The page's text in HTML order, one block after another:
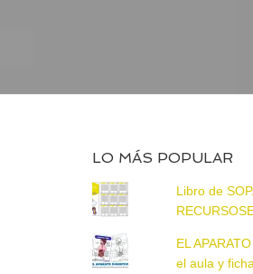
LO MÁS POPULAR
Libro de
EL
el aula y